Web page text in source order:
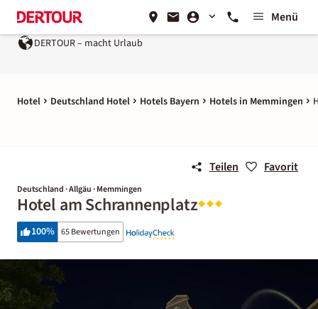
Menü
DERTOUR – macht Urlaub
Hotel Deutschland Hotel Hotels Bayern Hotels in Memmingen
Teilen Favorit
Deutschland · Allgäu · Memmingen
Hotel am Schrannenplatz
100% 65 Bewertungen